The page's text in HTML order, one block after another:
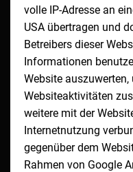
volle IP-Adresse an
USA übertragen und
Betreibers dieser
Informationen
Website
Websiteaktivitäten
weitere mit der
Internetnutzung
gegenüber dem
Rahmen von Google